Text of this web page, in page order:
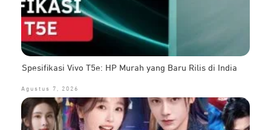
Spesifikasi Vivo T5e: HP Murah yang Baru Rilis di India
Agustus 7, 2026